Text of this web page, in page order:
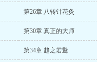
第26章 八转针花灸
第30章 真正的大师
第34章 趋之若鹜